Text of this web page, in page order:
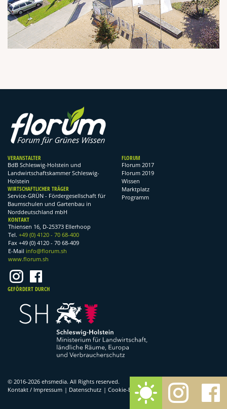
VERANSTALTER
BdB Schleswig-Holstein und
Landwirtschaftskammer Schleswig-
Holstein
WIRTSCHAFTLICHER TRÄGER
Service-GRÜN - Fördergesellschaft für
Baumschulen und Gartenbau in
Norddeutschland mbH
FLORUM
Florum 2017
Florum 2019
Wissen
Marktplatz
Programm
KONTAKT
Thiensen 16, D-25373 Ellerhoop
Tel. +49 (0) 4120 - 70 68-400
Fax +49 (0) 4120 - 70 68-409
E-Mail info@florum.sh
www.florum.sh
GEFÖRDERT DURCH
© 2016-2026 ehsmedia. All Rights reserved.
Kontakt / Impressum | Datenschutz | Cookie-Einstellungen